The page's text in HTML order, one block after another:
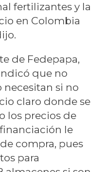
fertilizantes y la
en Colombia
de Fedepapa,
que no
si no
claro donde se
los precios de
le
compra, pues
para